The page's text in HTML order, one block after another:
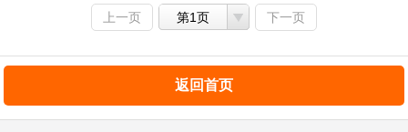
上一页 第1页 下一页
返回首页